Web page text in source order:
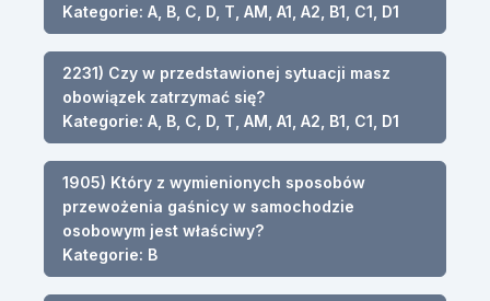
Kategorie: A, B, C, D, T, AM, A1, A2, B1, C1, D1
2231) Czy w przedstawionej sytuacji masz
obowiązek zatrzymać się?
Kategorie: A, B, C, D, T, AM, A1, A2, B1, C1, D1
1905) Który z wymienionych sposobów
przewożenia gaśnicy w samochodzie
osobowym jest właściwy?
Kategorie: B